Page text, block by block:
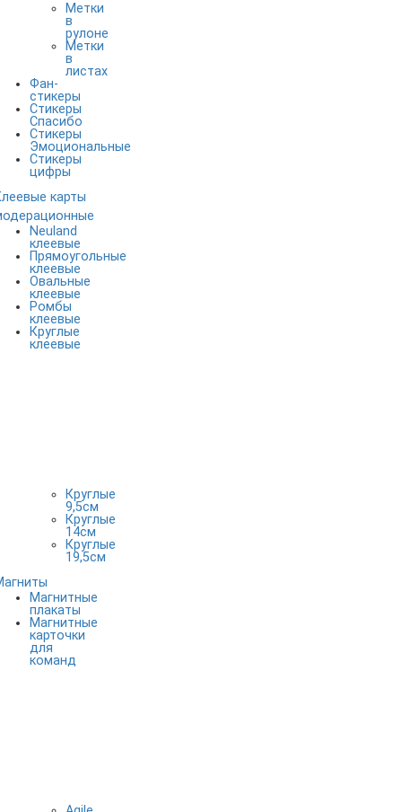
Метки
в
рулоне
Метки
в
листах
Фан-
стикеры
Стикеры
Спасибо
Стикеры
Эмоциональные
Стикеры
цифры
карты
Neuland
клеевые
Прямоугольные
клеевые
Овальные
клеевые
Ромбы
клеевые
Круглые
клеевые
Круглые
9,5см
Круглые
14см
Круглые
19,5см
Магнитные
плакаты
Магнитные
карточки
для
команд